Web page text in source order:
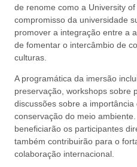
de renome como a University
compromisso da universidade
promover a integração entre a
de fomentar o intercâmbio de
culturas.
A programática da imersão
preservação, workshops sobre
discussões sobre a
conservação do meio
beneficiarão os participantes
também contribuirão para o
colaboração internacional.